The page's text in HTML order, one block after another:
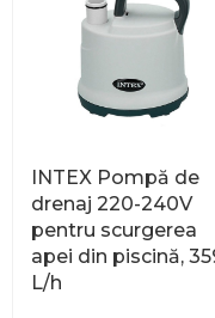
INTEX Pompă de
drenaj 220-240V
pentru scurgerea
apei din piscină,
L/h